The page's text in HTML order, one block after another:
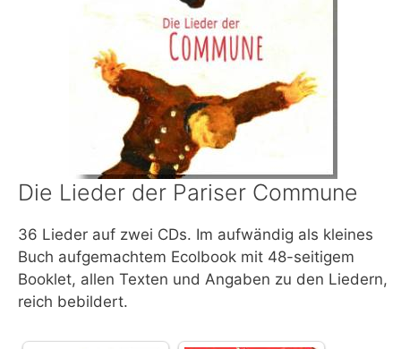
Die Lieder der Pariser Commune
36 Lieder auf zwei CDs. Im aufwändig als kleines
Buch aufgemachtem Ecolbook mit 48-seitigem
Booklet, allen Texten und Angaben zu den Liedern,
reich bebildert.